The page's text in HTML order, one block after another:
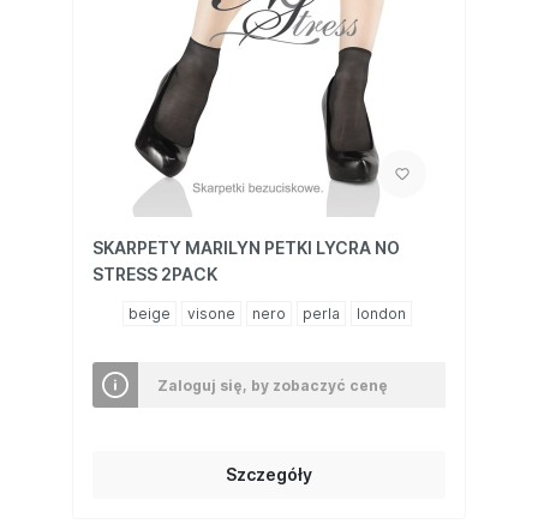
SKARPETY MARILYN PETKI LYCRA NO
STRESS 2PACK
beige visone nero perla london
Zaloguj się, by zobaczyć cenę
Szczegóły